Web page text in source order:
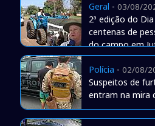
Geral - 03/08/
2ª edição do
centenas de
do campo em
Polícia - 02/08/
Suspeitos de
entram na mira